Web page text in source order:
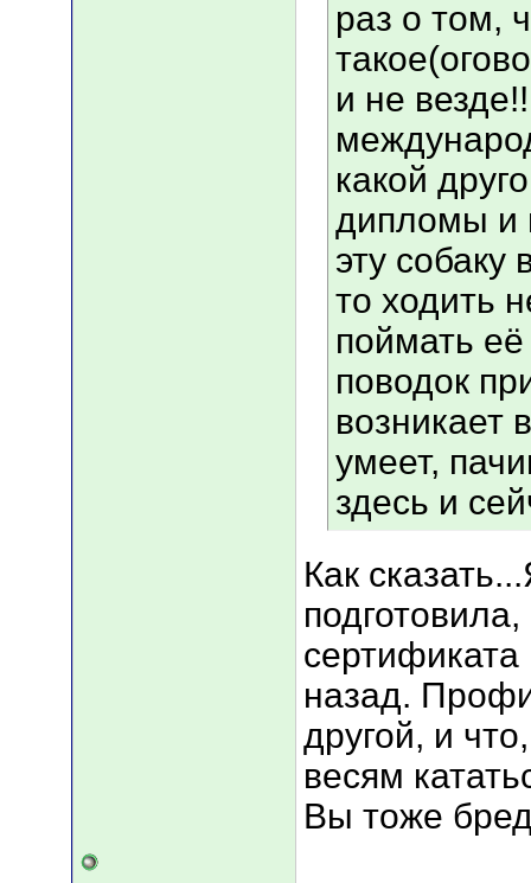
раз о том,
и не
какой
дипломы и
эту собаку
то ходить
поймать
поводок
возникает
умеет,
здесь и
Как
назад.
другой, и
весям
Вы тоже